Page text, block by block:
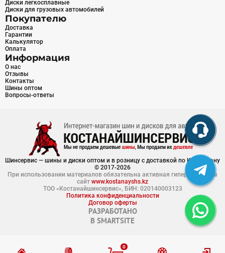
0
Диски легкосплавные
Диски для грузовых автомобилей
Покупателю
Доставка
Гарантии
Калькулятор
Оплата
Информация
О нас
Отзывы
Контакты
Шины оптом
Вопросы-ответы
Шинсервис — шины и диски оптом и в розницу с доставкой по Казахстану
© 2017-2026
При использовании материалов обязательна активная гиперссылка на
сайт www.kostanayshs.kz
ТОО «Костанайшинсервис», БИН: 020140003123
Политика конфиденциальности
Договор оферты
РАЗРАБОТАНО
В SMARTSITE